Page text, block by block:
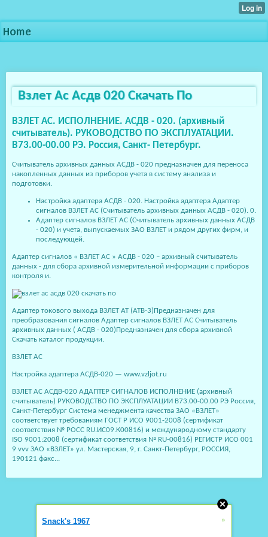
Home
Взлет Ас Асдв 020 Скачать По
ВЗЛЕТ АС. ИСПОЛНЕНИЕ. АСДВ - 020. (архивный
считыватель). РУКОВОДСТВО ПО ЭКСПЛУАТАЦИИ.
В73.00-00.00 РЭ. Россия, Санкт- Петербург.
Считыватель архивных данных АСДВ - 020 предназначен для переноса
накопленных данных из приборов учета в систему анализа и
подготовки.
Настройка адаптера АСДВ - 020. Настройка адаптера Адаптер
сигналов ВЗЛЕТ АС (Считыватель архивных данных АСДВ - 020). 0.
Адаптер сигналов ВЗЛЕТ АС (Считыватель архивных данных АСДВ
- 020) и учета, выпускаемых ЗАО ВЗЛЕТ и рядом других фирм, и
последующей.
Адаптер сигналов « ВЗЛЕТ АС » АСДВ - 020 – архивный считыватель
данных - для сбора архивной измерительной информации с приборов
контроля и.
Адаптер токового выхода ВЗЛЕТ АТ (АТВ-3)Предназначен для
преобразования сигналов Адаптер сигналов ВЗЛЕТ АС Считыватель
архивных данных ( АСДВ - 020)Предназначен для сбора архивной
Скачать каталог продукции.
ВЗЛЕТ АС
Настройка адаптера АСДВ-020 — www.vzljot.ru
ВЗЛЕТ АС АСДВ-020 АДАПТЕР СИГНАЛОВ ИСПОЛНЕНИЕ (архивный
считыватель) РУКОВОДСТВО ПО ЭКСПЛУАТАЦИИ В73.00-00.00 РЭ Россия,
Санкт-Петербург Система менеджмента качества ЗАО «ВЗЛЕТ»
соответствует требованиям ГОСТ Р ИСО 9001-2008 (сертификат
соответствия № РОСС RU.ИС09.К00816) и международному стандарту
ISO 9001:2008 (сертификат соответствия № RU-00816) РЕГИСТР ИСО 001
9 vvv ЗАО «ВЗЛЕТ» ул. Мастерская, 9, г. Санкт-Петербург, РОССИЯ,
190121 факс...
Snack's 1967 »